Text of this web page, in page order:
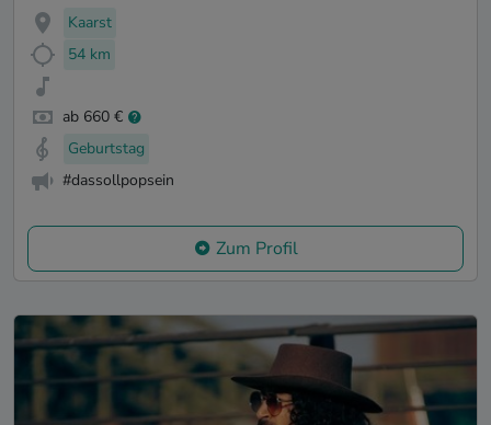
Kaarst
54 km
ab 660 €
Geburtstag
#dassollpopsein
Zum Profil